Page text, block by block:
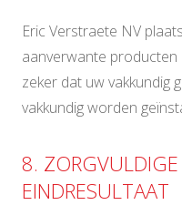
Eric Verstraete NV
aanverwante producten
zeker dat uw vakkundig
vakkundig worden
8.
EINDRESULTAAT